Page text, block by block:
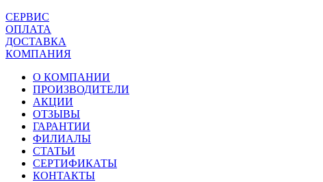
СЕРВИС
ОПЛАТА
ДОСТАВКА
КОМПАНИЯ
О КОМПАНИИ
ПРОИЗВОДИТЕЛИ
АКЦИИ
ОТЗЫВЫ
ГАРАНТИИ
ФИЛИАЛЫ
СТАТЬИ
СЕРТИФИКАТЫ
КОНТАКТЫ